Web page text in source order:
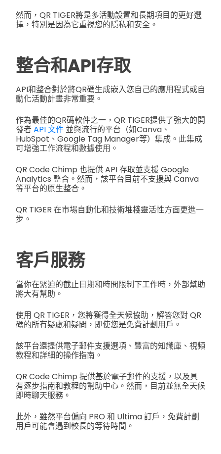
然而，QR TIGER將是多活動設置和長期項目的更好選
擇，特別是因為它重視您的隱私和安全。
整合和API存取
API和整合對於將QR碼生成嵌入您自己的應用程式或自
動化活動計畫非常重要。
作為最佳的QR碼軟件之一，QR TIGER提供了強大的開
發者API 文件並與流行的平台（如Canva、
HubSpot、Google Tag Manager等）集成。此集成
可增強工作流程和數據使用。
QR Code Chimp 也提供 API 存取並支援 Google
Analytics 整合。然而，該平台目前不支援與 Canva
等平台的原生整合。
QR TIGER 在市場自動化和技術堆棧靈活性方面更進一
步。
客戶服務
當你在緊迫的截止日期和時間限制下工作時，外部幫助
將大有幫助。
使用 QR TIGER，您將獲得全天候協助，解答您對 QR
碼的所有疑慮和疑問，即使您是免費計劃用戶。
該平台還提供電子郵件支援選項、豐富的知識庫、視頻
教程和詳細的操作指南。
QR Code Chimp 提供基於電子郵件的支援，以及具
有逐步指南和教程的幫助中心。然而，目前並無全天候
即時聊天服務。
此外，雖然平台偏向 PRO 和 Ultima 訂戶，免費計劃
用戶可能會遇到較長的等待時間。